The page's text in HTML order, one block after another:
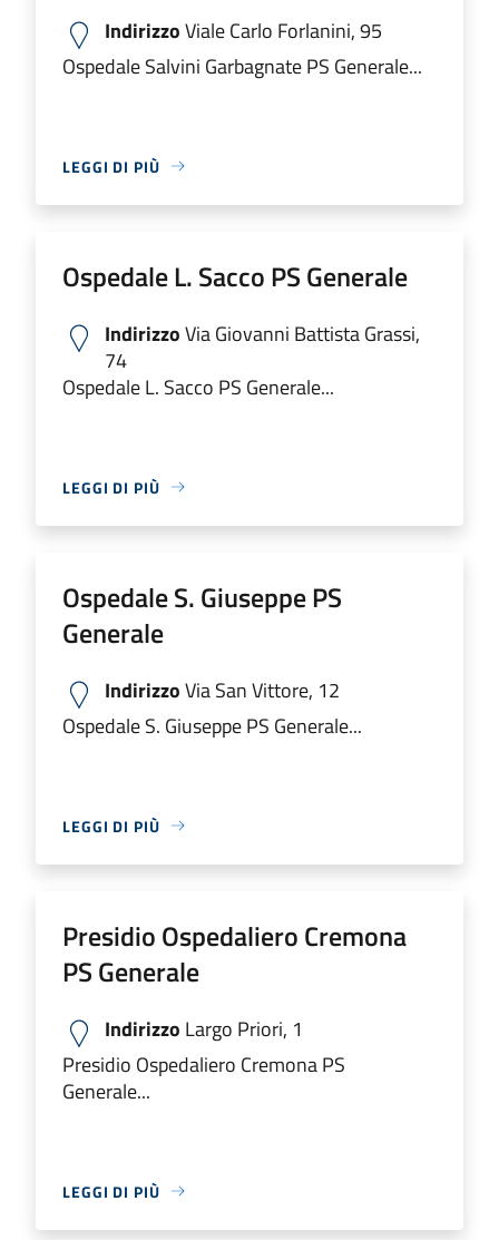
IndirizzoViale Carlo Forlanini, 95
Ospedale Salvini Garbagnate PS Generale...
LEGGI DI PIÙ
Ospedale L. Sacco PS Generale
IndirizzoVia Giovanni Battista Grassi,
74
Ospedale L. Sacco PS Generale...
LEGGI DI PIÙ
Ospedale S. Giuseppe PS
Generale
IndirizzoVia San Vittore, 12
Ospedale S. Giuseppe PS Generale...
LEGGI DI PIÙ
Presidio Ospedaliero Cremona
PS Generale
Indirizzo Largo Priori, 1
Presidio Ospedaliero Cremona PS
Generale...
LEGGI DI PIÙ